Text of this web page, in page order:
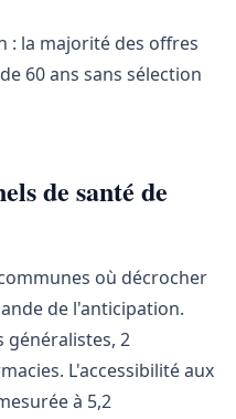
: la majorité des offres
60 ans sans sélection
de santé de
où décrocher
de l'anticipation.
généralistes, 2
L'accessibilité aux
à 5,2